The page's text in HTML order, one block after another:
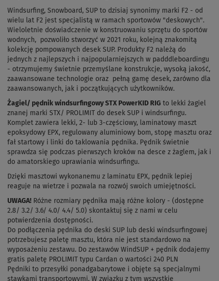
Windsurfing, Snowboard, SUP to dzisiaj synonimy marki F2 - od
wielu lat F2 jest specjalistą w ramach sportowów "deskowych".
Wieloletnie doświadczenie w konstruowaniu sprzętu do sportów
wodnych, pozwoliło stworzyć w 2021 roku, kolejną znakomitą
kolekcję pompowanych desek SUP. Produkty F2 należą do
jednych z najlepszych i najpopularniejszych w padddleboardingu
- otrzymujemy świetnie przemyślane konstrukcje, wysoką jakość,
zaawansowane technologie oraz pełną gamę desek, zarówno dla
zaawansowanych, jak i początkujących użytkowników.
Żagiel/ pędnik windsurfingowy STX PowerKID RIG to lekki żagiel
znanej marki STX/ PROLIMIT do desek SUP i windsurfingu.
Komplet zawiera lekki, 2- lub 3-częściowy, laminatowy maszt
epoksydowy EPX, regulowany aluminiowy bom, stopę masztu oraz
fał startowy i linki do taklowania pędnika. Pędnik świetnie
sprawdza się podczas pierwszych kroków na desce z żaglem, jak i
do amatorskiego uprawiania windsurfingu.
Dzięki masztowi wykonanemu z laminatu EPX, pędnik lepiej
reaguje na wietrze i pozwala na rozwój swoich umiejętności.
UWAGA! Różne rozmiary pędnika mają różne kolory - (dostępne
2.8/ 3.2/ 3.6/ 4.0/ 4.4/ 5.0) skontaktuj się z nami w celu
potwierdzenia dostępności.
Do podłączenia pędnika do deski SUP lub deski windsurfingowej
potrzebujesz paletę masztu, która nie jest standardowo na
wyposażeniu zestawu. Do zestawów WindSUP + pędnik dodajemy
gratis paletę PROLIMIT typu Cardan o wartości 240 PLN
Pędniki to przesyłki ponadgabarytowe i objęte są specjalnymi
stawkami transportowymi. W związku z tym wszystkie